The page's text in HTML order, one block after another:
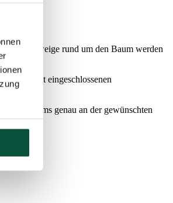
3D-Zweige rund um den Baum werden
die nicht eingeschlossenen
des Baums genau an der gewünschten